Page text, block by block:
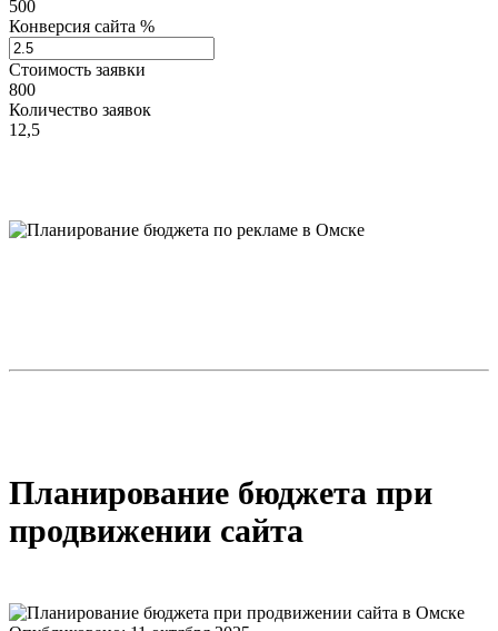
500
Конверсия сайта %
Стоимость заявки
800
Количество заявок
12,5
Планирование бюджета при
продвижении сайта